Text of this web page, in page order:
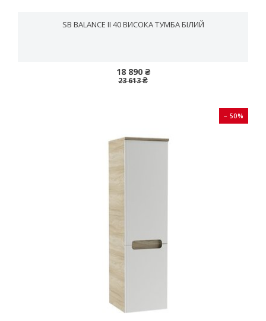
SB BALANCE II 40 ВИСОКА ТУМБА БІЛИЙ
18 890 ₴
23 613 ₴
− 50%